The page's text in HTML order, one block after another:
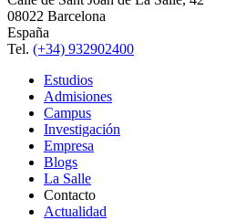
08022 Barcelona
España
Tel. (+34) 932902400
Estudios
Admisiones
Campus
Investigación
Empresa
Blogs
La Salle
Contacto
Actualidad